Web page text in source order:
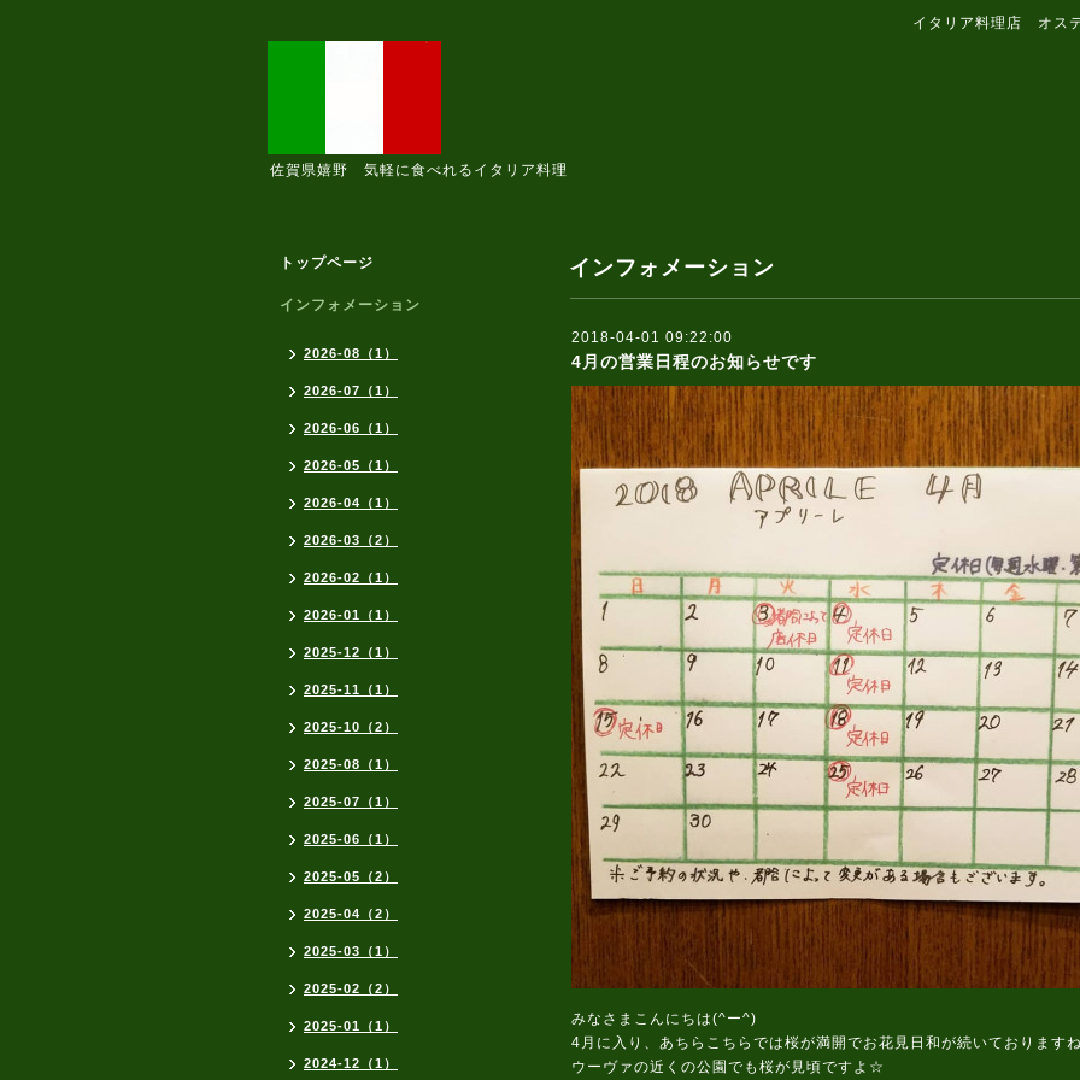
イタリア料理店 オス
佐賀県嬉野 気軽に食べれるイタリア料理
インフォメーション
2018-04-01 09:22:00
4月の営業日程のお知らせです
みなさまこんにちは(^ー^)
4月に入り、あちらこちらでは桜が満開でお花見日和が続いております
ウーヴァの近くの公園でも桜が見頃ですよ☆
トップページ
インフォメーション
2026-08（1）
2026-07（1）
2026-06（1）
2026-05（1）
2026-04（1）
2026-03（2）
2026-02（1）
2026-01（1）
2025-12（1）
2025-11（1）
2025-10（2）
2025-08（1）
2025-07（1）
2025-06（1）
2025-05（2）
2025-04（2）
2025-03（1）
2025-02（2）
2025-01（1）
2024-12（1）